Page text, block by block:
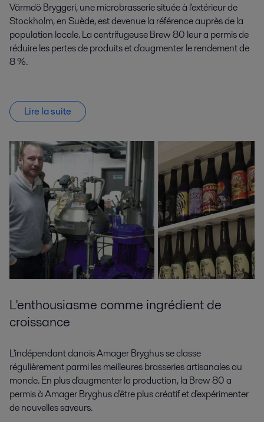
Värmdö Bryggeri, une microbrasserie située à l'extérieur de
Stockholm, en Suède, est devenue la référence auprès de la
population locale. La centrifugeuse Brew 80 leur a permis de
réduire les pertes de produits et d'augmenter le rendement de
8 %.
Lire la suite
L'enthousiasme comme ingrédient de
croissance
L'indépendant danois Amager Bryghus se classe
régulièrement parmi les meilleures brasseries artisanales au
monde. En plus d'augmenter la production, la Brew 80 a
permis à Amager Bryghus d'être plus créatif et d'expérimenter
de nouvelles saveurs.